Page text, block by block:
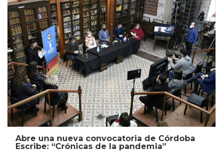
Abre una nueva convocatoria de Córdoba
Escribe: “Crónicas de la pandemia”